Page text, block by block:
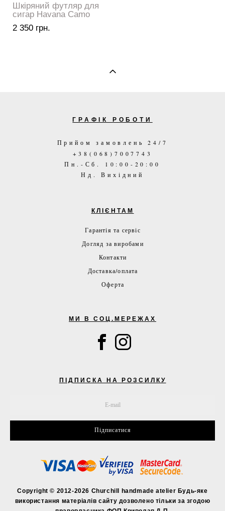
Шкіряний футляр для
сигар Havana Camo
2 350 грн.
ГРАФІК РОБОТИ
Прийом замовлень 24/7
+38(068)7007743
Пн.-Сб. 10:00-20:00
Нд. Вихідний
КЛІЄНТАМ
Гарантія та сервіс
Догляд за виробами
Контакти
Доставка/оплата
Оферта
МИ В СОЦ.МЕРЕЖАХ
ПІДПИСКА НА РОЗСИЛКУ
Підписатися
Copyright © 2012-2026 Churchill handmade atelier Будь-яке
використання матеріалів сайту дозволено тільки за згодою